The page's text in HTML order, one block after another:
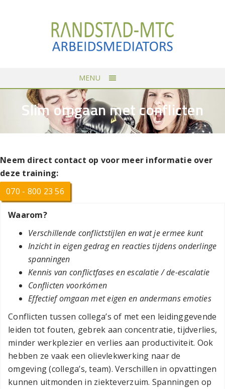
MENU
Slim omgaan met conflicten
Neem direct contact op voor meer informatie over
deze training:
070 - 800 23 56
Waarom?
Verschillende conflictstijlen en wat je ermee kunt
Inzicht in eigen gedrag en reacties tijdens onderlinge
spanningen
Kennis van conflictfases en escalatie / de-escalatie
Conflicten voorkómen
Effectief omgaan met eigen en andermans emoties
Conflicten tussen collega’s of met een leidinggevende
leiden tot fouten, gebrek aan concentratie, tijdverlies,
minder werkplezier en verlies aan productiviteit. Ook
hebben ze vaak een olievlekwerking naar de
omgeving (collega’s, team). Verschillen in opvattingen
kunnen uitmonden in ziekteverzuim. Spanningen op